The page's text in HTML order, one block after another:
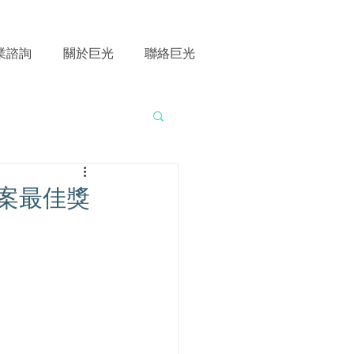
諮詢 關於巨光 聯絡巨光
最佳獎